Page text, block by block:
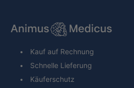
Kauf auf Rechnung
Schnelle Lieferung
Käuferschutz